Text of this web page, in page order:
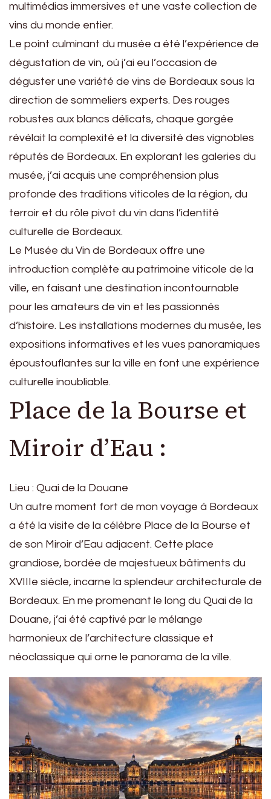
multimédias immersives et une vaste collection de
vins du monde entier.
Le point culminant du musée a été l’expérience de
dégustation de vin, où j’ai eu l’occasion de
déguster une variété de vins de Bordeaux sous la
direction de sommeliers experts. Des rouges
robustes aux blancs délicats, chaque gorgée
révélait la complexité et la diversité des vignobles
réputés de Bordeaux. En explorant les galeries du
musée, j’ai acquis une compréhension plus
profonde des traditions viticoles de la région, du
terroir et du rôle pivot du vin dans l’identité
culturelle de Bordeaux.
Le Musée du Vin de Bordeaux offre une
introduction complète au patrimoine viticole de la
ville, en faisant une destination incontournable
pour les amateurs de vin et les passionnés
d’histoire. Les installations modernes du musée, les
expositions informatives et les vues panoramiques
époustouflantes sur la ville en font une expérience
culturelle inoubliable.
Place de la Bourse et
Miroir d’Eau :
Lieu : Quai de la Douane
Un autre moment fort de mon voyage à Bordeaux
a été la visite de la célèbre Place de la Bourse et
de son Miroir d’Eau adjacent. Cette place
grandiose, bordée de majestueux bâtiments du
XVIIIe siècle, incarne la splendeur architecturale de
Bordeaux. En me promenant le long du Quai de la
Douane, j’ai été captivé par le mélange
harmonieux de l’architecture classique et
néoclassique qui orne le panorama de la ville.